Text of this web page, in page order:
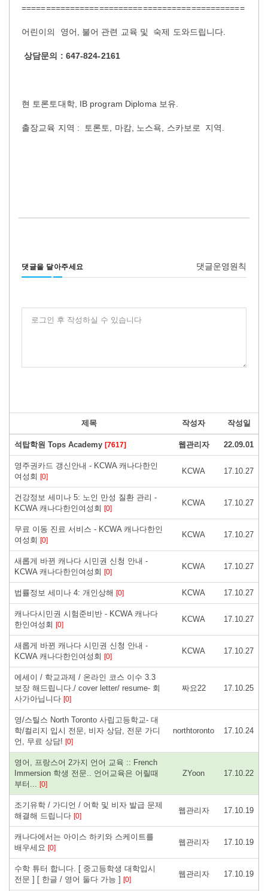
==============================================
어린이의 영어, 불어 관련 교육 및 숙제 도와드립니다.
상담문의 : 647-824-2161
현 토론토대학, IB program Diploma 보유.
출장교육 지역 : 토론토, 마캄, 노스욕, 스카보로 지역.
댓글을 달아주세요 댓글운영원칙
로그인 후 작성하실 수 있습니다
제목 작성자 작성일
석탑학원 Tops Academy [7617] 웹관리자 22.09.01
영주권카드 갱신안내 - KCWA 캐나다한인
여성회 [0]
KCWA 17.10.27
건강정보 세미나 5: 노인 만성 질환 관리 -
KCWA 캐나다한인여성회 [0]
KCWA 17.10.27
무료 이동 진료 서비스 - KCWA 캐나다한인
여성회 [0]
KCWA 17.10.27
새롭게 바뀐 캐나다 시민권 신청 안내 -
KCWA 캐나다한인여성회 [0]
KCWA 17.10.27
법률정보 세미나 4: 개인상해 [0] KCWA 17.10.27
캐나다시민권 시험준비반 - KCWA 캐나다
한인여성회 [0]
KCWA 17.10.27
새롭게 바뀐 캐나다 시민권 신청 안내 -
KCWA 캐나다한인여성회 [0]
KCWA 17.10.27
에세이 / 학교과제 / 온라인 코스 이수 3.3
보장 해드립니다./ cover letter/ resume- 회
사가아닙니다 [0]
짜요22 17.10.25
영/스틸스 North Toronto 사립고등학교- 대
학/컬리지 입시 전문, 비자 상담, 전문 가디
언, 무료 상담! [0]
northtoronto 17.10.24
영어, 프랑스어 2가지 언어 교육 :: French
Immersion 학생 전문.. 언어교육은 어릴때
부터... [0]
ZYoon 17.10.22
조기유학 / 가디언 / 어학 및 비자 발급 문제
해결해 드립니다 [0]
웹관리자 17.10.19
캐나다에서는 아이스 하키와 스케이트를
배우세요 [0]
웹관리자 17.10.19
수학 튜터 합니다. [ 중고등학생 대학입시
전문 ] [ 한글 / 영어 둘다 가능 ] [0]
웹관리자 17.10.19